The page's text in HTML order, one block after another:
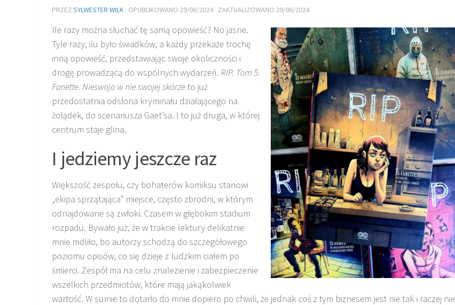
PRZEZ SYLWESTER WILK · OPUBLIKOWANO 29/06/2024 · ZAKTUALIZOWANO 29/06/2024
Ile razy można słuchać tę samą opowieść? No jasne.
Tyle razy, ilu było świadków, a każdy przekaże trochę
inną opowieść, przedstawiając swoje okoliczności i
drogę prowadzącą do wspólnych wydarzeń. RIP. Tom 5.
Fanette. Nieswojo w nie swojej skórzeto już
przedostatnia odsłona kryminału działającego na
żołądek, do scenariusza Gaet’sa. I to już druga, w której
centrum staje glina.
I jedziemy jeszcze raz
Większość zespołu, czy bohaterów komiksu stanowi
„ekipa sprzątająca” miejsce, często zbrodni, w którym
odnajdowane są zwłoki. Czasem w głębokim stadium
rozpadu. Bywało już, że w trakcie lektury delikatnie
mnie mdliło, bo autorzy schodzą do szczegółowego
poziomu opisów, co się dzieje z ludzkim ciałem po
śmierci. Zespół ma na celu znalezienie i zabezpieczenie
wszelkich przedmiotów, które mają jakąkolwiek
wartość. W sumie to dotarło do mnie dopiero po chwili, że jednak coś z tym biznesem jest nie tak i raczej nie